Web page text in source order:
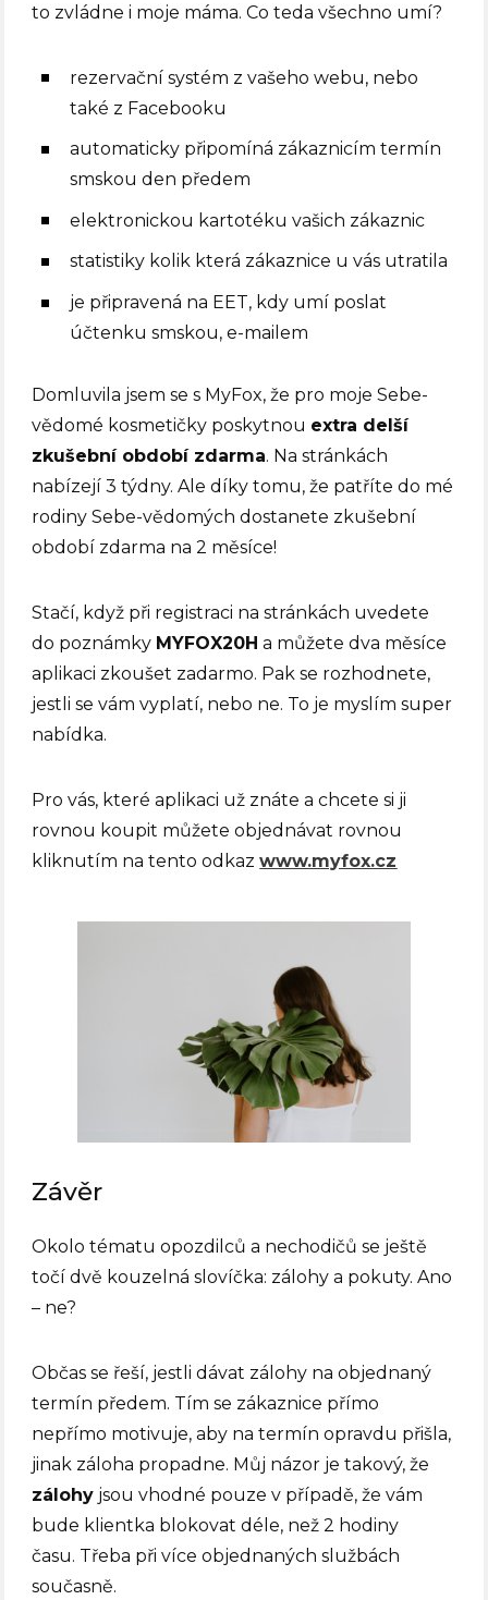
to zvládne i moje máma. Co teda všechno umí?
rezervační systém z vašeho webu, nebo
také z Facebooku
automaticky připomíná zákaznicím termín
smskou den předem
elektronickou kartotéku vašich zákaznic
statistiky kolik která zákaznice u vás utratila
je připravená na EET, kdy umí poslat
účtenku smskou, e-mailem
Domluvila jsem se s MyFox, že pro moje Sebe-
vědomé kosmetičky poskytnou extra delší
zkušební období zdarma. Na stránkách
nabízejí 3 týdny. Ale díky tomu, že patříte do mé
rodiny Sebe-vědomých dostanete zkušební
období zdarma na 2 měsíce!
Stačí, když při registraci na stránkách uvedete
do poznámky MYFOX20H a můžete dva měsíce
aplikaci zkoušet zadarmo. Pak se rozhodnete,
jestli se vám vyplatí, nebo ne. To je myslím super
nabídka.
Pro vás, které aplikaci už znáte a chcete si ji
rovnou koupit můžete objednávat rovnou
kliknutím na tento odkazwww.myfox.cz
Závěr
Okolo tématu opozdilců a nechodičů se ještě
točí dvě kouzelná slovíčka: zálohy a pokuty. Ano
– ne?
Občas se řeší, jestli dávat zálohy na objednaný
termín předem. Tím se zákaznice přímo
nepřímo motivuje, aby na termín opravdu přišla,
jinak záloha propadne. Můj názor je takový, že
zálohy jsou vhodné pouze v případě, že vám
bude klientka blokovat déle, než 2 hodiny
času. Třeba při více objednaných službách
současně.